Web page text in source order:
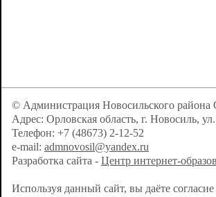
© Администрация Новосильского района
Адрес: Орловская область, г. Новосиль,
Телефон: +7 (48673) 2-12-52
e-mail: admnovosil@yandex.ru
Разработка сайта - Центр интернет-
Используя данный сайт, вы даёте